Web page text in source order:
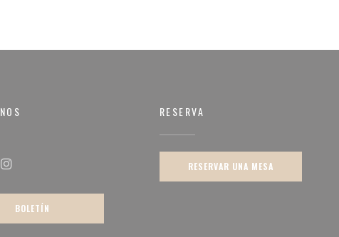
((abre en una nueva ventana))
Instagram ((abre en una nueva ventana))
BOLETÍN
RESERVA
RESERVAR UNA MESA